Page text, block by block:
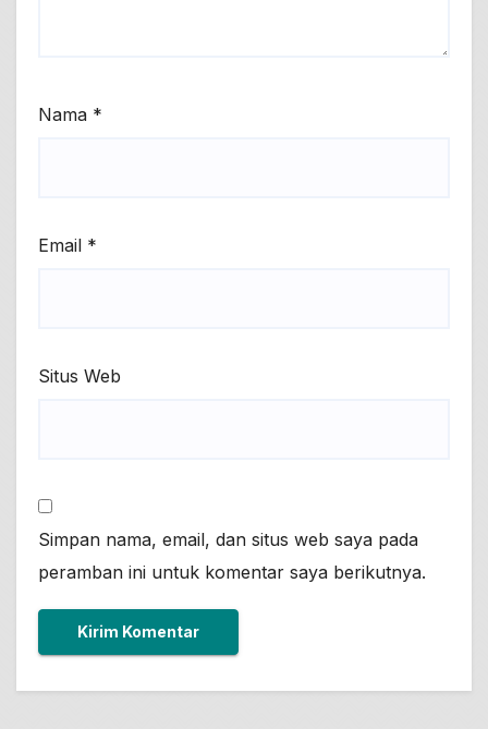
Nama *
Email *
Situs Web
Simpan nama, email, dan situs web saya pada
peramban ini untuk komentar saya berikutnya.